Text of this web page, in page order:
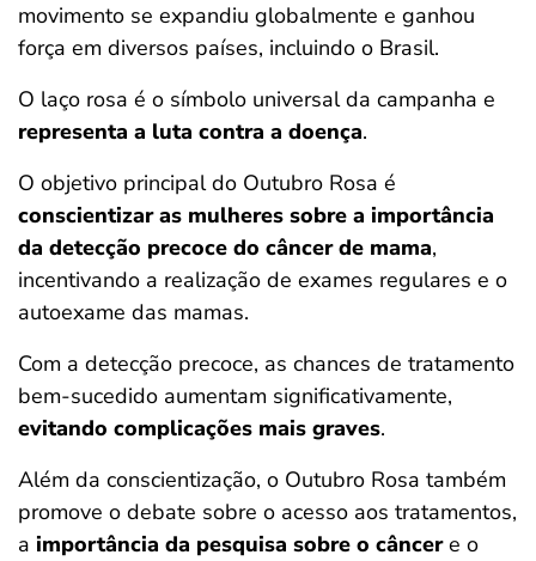
movimento se expandiu globalmente e ganhou
força em diversos países, incluindo o Brasil.
O laço rosa é o símbolo universal da campanha e
representa a luta contra a doença.
O objetivo principal do Outubro Rosa é
conscientizar as mulheres sobre a importância
da detecção precoce do câncer de mama,
incentivando a realização de exames regulares e o
autoexame das mamas.
Com a detecção precoce, as chances de tratamento
bem-sucedido aumentam significativamente,
evitando complicações mais graves.
Além da conscientização, o Outubro Rosa também
promove o debate sobre o acesso aos tratamentos,
a importância da pesquisa sobre o câncere o